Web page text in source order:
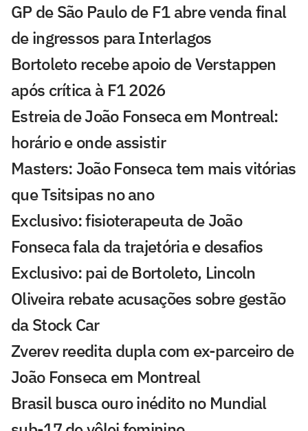
GP de São Paulo de F1 abre venda final
de ingressos para Interlagos
Bortoleto recebe apoio de Verstappen
após crítica à F1 2026
Estreia de João Fonseca em Montreal:
horário e onde assistir
Masters: João Fonseca tem mais vitórias
que Tsitsipas no ano
Exclusivo: fisioterapeuta de João
Fonseca fala da trajetória e desafios
Exclusivo: pai de Bortoleto, Lincoln
Oliveira rebate acusações sobre gestão
da Stock Car
Zverev reedita dupla com ex-parceiro de
João Fonseca em Montreal
Brasil busca ouro inédito no Mundial